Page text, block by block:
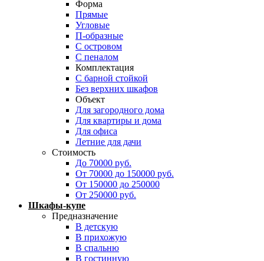
Форма
Прямые
Угловые
П-образные
С островом
С пеналом
Комплектация
C барной стойкой
Без верхних шкафов
Объект
Для загородного дома
Для квартиры и дома
Для офиса
Летние для дачи
Стоимость
До 70000 руб.
От 70000 до 150000 руб.
От 150000 до 250000
От 250000 руб.
Шкафы-купе
Предназначение
В детскую
В прихожую
В спальню
В гостинную